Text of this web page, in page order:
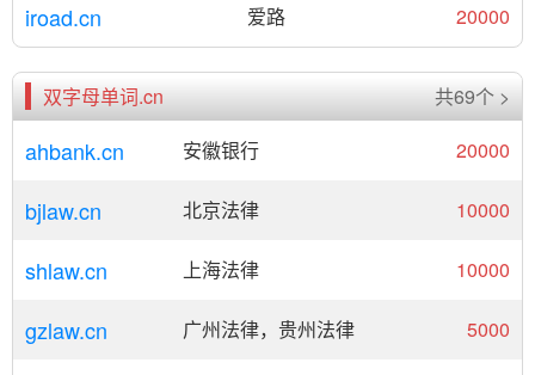
iroad.cn 爱路 20000
双字母单词.cn 共69个 >
ahbank.cn 安徽银行 20000
bjlaw.cn 北京法律 10000
shlaw.cn 上海法律 10000
gzlaw.cn 广州法律，贵州法律 5000